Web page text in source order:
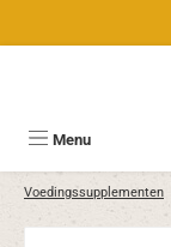
Menu
Voedingssupplementen